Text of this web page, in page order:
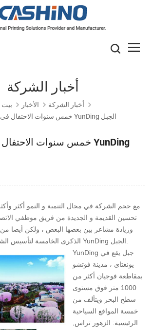
أخبار الشركة
بيت الأخبار
أخبار الشركة
CASHINO خمس سنوات الاحتفال في YunDing الجبل
مع حجم الشركة في مجال التنمية و النمو أكثر
تحسين القديمة و الجديدة من فريق موظفي
وزيادة مشاعر بين بعضها البعض ، ولكن أيضا
YunDing جبل يقع في
يونغتاى ، مدينة فوتشو
بمقاطعة فوجيان أكثر من
1000 متر فوق مستوى
سطح البحر ويتألف من
خمسة المواقع السياحية
الرئيسية: الزهور تراس,